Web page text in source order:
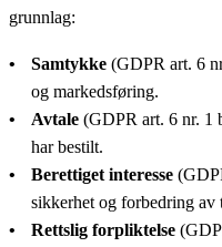
grunnlag:
Samtykke (GDPR art. 6
og markedsføring.
Avtale (GDPR art. 6 nr. 1
har bestilt.
Berettiget interesse
sikkerhet og forbedring av
Rettslig forpliktelse